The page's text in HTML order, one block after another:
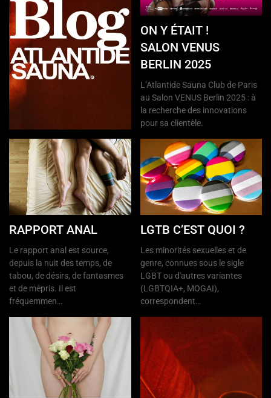
ON Y ÉTAIT !
SALON VENUS
BERLIN 2025
L’Atlantide Sauna Club de Paris
au Salon VENUS Berlin 2025 : à
la recherche des innovations
pour sa clientèle.
RAPPORT ANAL
Le rapport anal est source,
depuis la nuit des temps, de
tabou, de désirs, de fantasmes
et de mépris. Il est
fréquemmen…
LGTB C’EST QUOI ?
Les minorités sexuelles et de
genre, connues sous le sigle
LGBT ou d'autres variantes
(LGBTQIA+, MOGAI),
correspondent…